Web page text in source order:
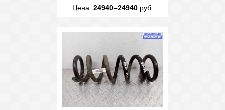
Цена: 24940–24940руб.